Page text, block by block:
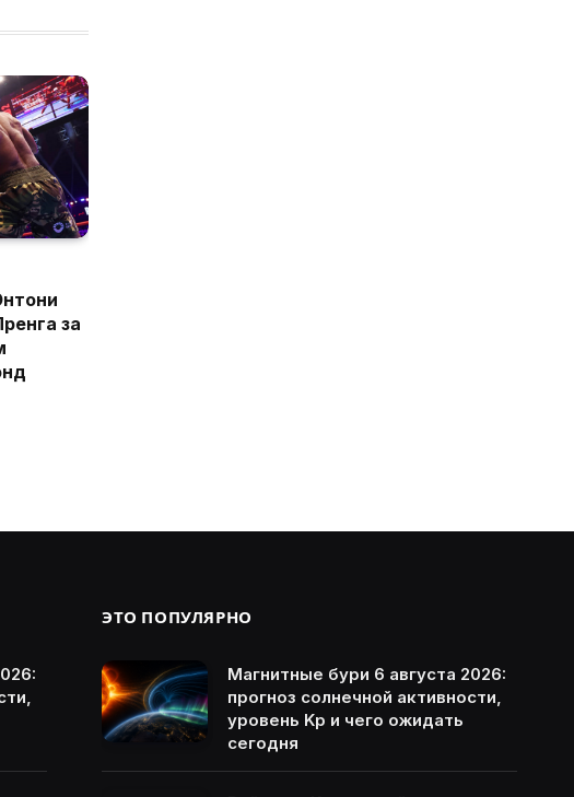
за
ЭТО ПОПУЛЯРНО
Магнитные бури 6 августа 2026:
прогноз солнечной активности,
уровень Kp и чего ожидать
сегодня